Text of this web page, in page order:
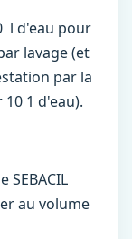
l d'eau pour
lavage (et
par la
10 1 d'eau).
SEBACIL
au volume